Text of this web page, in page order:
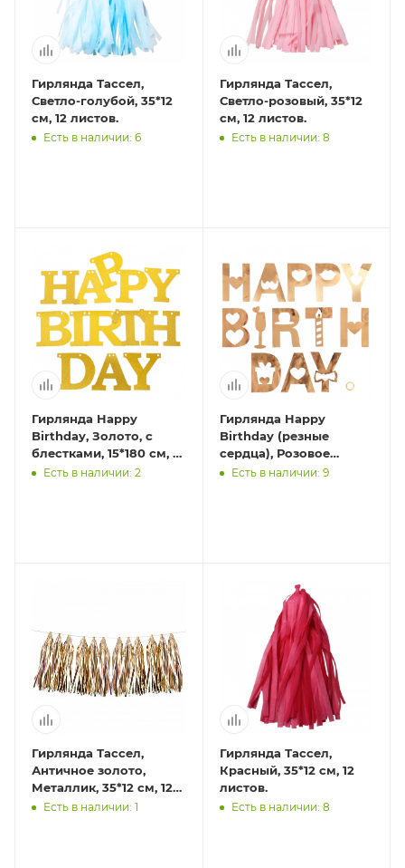
Гирлянда Тассел,
Светло-голубой, 35*12
см, 12 листов.
Есть в наличии: 6
Гирлянда Тассел,
Светло-розовый, 35*12
см, 12 листов.
Есть в наличии: 8
Гирлянда Happy
Birthday, Золото, с
блестками, 15*180 см, 1
шт.Есть в наличии: 2
Гирлянда Happy
Birthday (резные
сердца), Розовое
Золото, Металлик, 200
Есть в наличии: 9
Гирлянда Тассел,
Античное золото,
Металлик, 35*12 см, 12
листов.
Есть в наличии: 1
Гирлянда Тассел,
Красный, 35*12 см, 12
листов.
Есть в наличии: 8